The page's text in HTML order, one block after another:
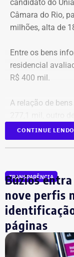
ão
1
Victor
2 Bruno de
Almeida
5 Rodrigo
Gustavo
candidato do
Câmara do Rio,
milhões, alta de
Entre os bens
residencial
R$ 400 mil.
A relação de
D300, ano 2023,
aparecem na lista
CONTINUE LENDO
TRANSPARÊNCIA
Búzios
nove perfis
páginas